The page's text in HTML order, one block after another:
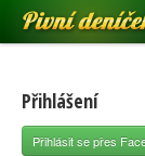
Pivní deníček
Pivní mapa
Pivní značky
Přihlášení
Přihlásit se přes